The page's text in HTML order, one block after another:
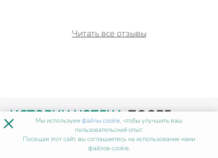
Читать все отзывы
ИСТОРИИ УСПЕХАПОСЛЕ
НАШЕГО ОБУЧЕНИЯ
× Мы используемфайлы cookie, чтобы улучшить ваш
пользовательский опыт.
Посещая этот сайт, вы соглашаетесь на использование нами
файлов cookie.